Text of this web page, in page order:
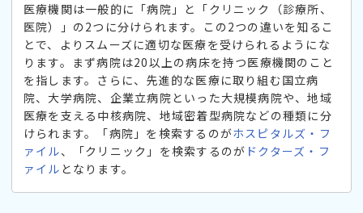
医療機関は一般的に「病院」と「クリニック（診療所、
医院）」の2つに分けられます。この2つの違いを知るこ
とで、よりスムーズに適切な医療を受けられるようにな
ります。まず病院は20以上の病床を持つ医療機関のこと
を指します。さらに、先進的な医療に取り組む国立病
院、大学病院、企業立病院といった大規模病院や、地域
医療を支える中核病院、地域密着型病院などの種類に分
けられます。「病院」を検索するのがホスピタルズ・フ
ァイル、「クリニック」を検索するのが ドクターズ・フ
ァイル となります。